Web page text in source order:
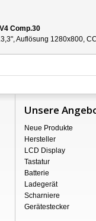
Comp.30
Auflösung 1280x800,
Unsere
Neue Produkte
Hersteller
LCD Display
Tastatur
Batterie
Ladegerät
Scharniere
Gerätestecker